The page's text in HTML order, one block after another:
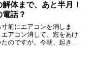
体まで、あと半月！
電話？
前にエアコンを消しま
アコン消して、窓をあけ
のですが。今朝、起きて